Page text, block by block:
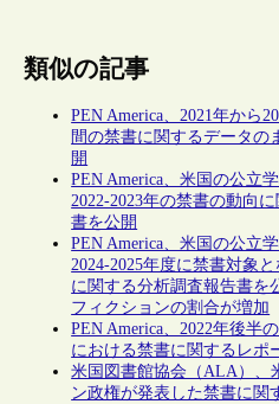
類似の記事
PEN America、2021年から
間の禁書に関するデータの
開
PEN America、米国の公立
2022-2023年の禁書の動向
書を公開
PEN America、米国の公立
2024-2025年度に禁書対象
に関する分析調査報告書を
フィクションの割合が増加
PEN America、2022年後半
における禁書に関するレポ
米国図書館協会（ALA）、
ン政権が発表した禁書に関